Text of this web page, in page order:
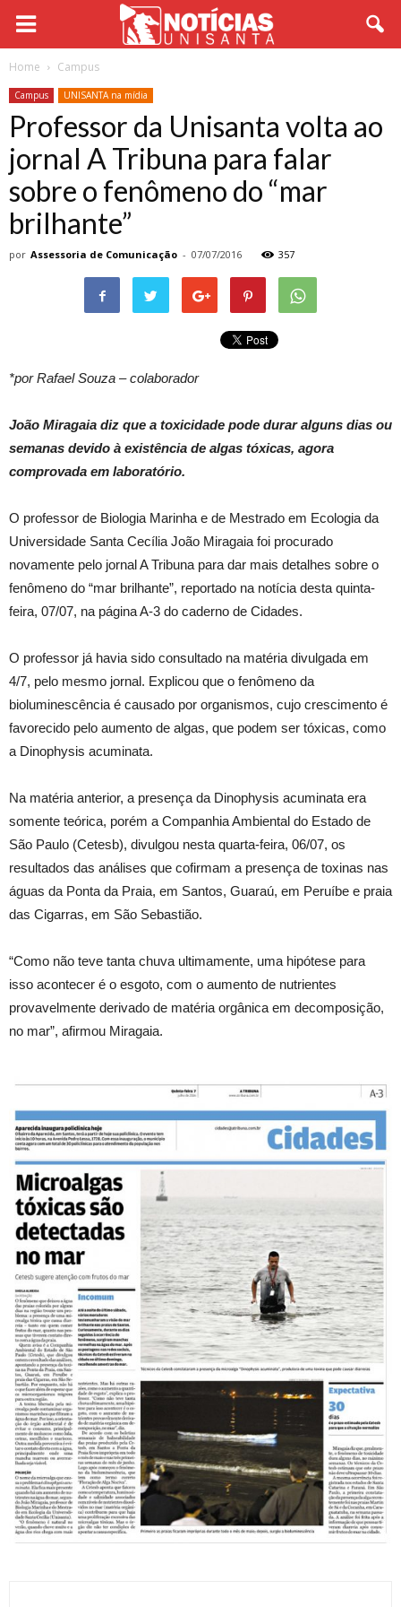
Home Campus
Campus UNISANTA na mídia
Professor da Unisanta volta ao
jornal A Tribuna para falar
sobre o fenômeno do “mar
brilhante”
por Assessoria de Comunicação - 07/07/2016 357
*por Rafael Souza – colaborador
João Miragaia diz que a toxicidade pode durar alguns dias ou
semanas devido à existência de algas tóxicas, agora
comprovada em laboratório.
O professor de Biologia Marinha e de Mestrado em Ecologia da
Universidade Santa Cecília João Miragaia foi procurado
novamente pelo jornal A Tribuna para dar mais detalhes sobre o
fenômeno do “mar brilhante”, reportado na notícia desta quinta-
feira, 07/07, na página A-3 do caderno de Cidades.
O professor já havia sido consultado na matéria divulgada em
4/7, pelo mesmo jornal. Explicou que o fenômeno da
bioluminescência é causado por organismos, cujo crescimento é
favorecido pelo aumento de algas, que podem ser tóxicas, como
a Dinophysis acuminata.
Na matéria anterior, a presença da Dinophysis acuminata era
somente teórica, porém a Companhia Ambiental do Estado de
São Paulo (Cetesb), divulgou nesta quarta-feira, 06/07, os
resultados das análises que cofirmam a presença de toxinas nas
águas da Ponta da Praia, em Santos, Guaraú, em Peruíbe e praia
das Cigarras, em São Sebastião.
“Como não teve tanta chuva ultimamente, uma hipótese para
isso acontecer é o esgoto, com o aumento de nutrientes
provavelmente derivado de matéria orgânica em decomposição,
no mar”, afirmou Miragaia.